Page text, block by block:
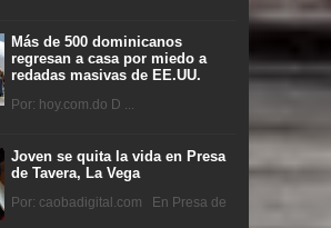
Más de 500 dominicanos
regresan a casa por miedo a
redadas masivas de EE.UU.
Por: hoy.com.do D ...
Joven se quita la vida en Presa
de Tavera, La Vega
Por: caobadigital.com En Presa de